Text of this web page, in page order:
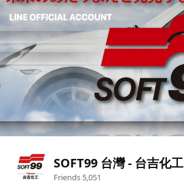
SOFT99 台灣 - 台吉化工
Friends 5,051